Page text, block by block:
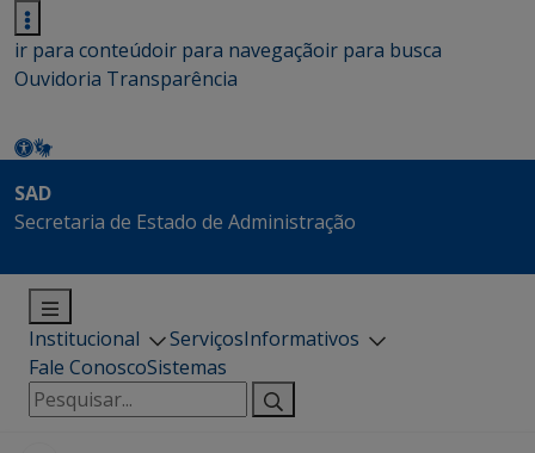
ir para conteúdoir para navegaçãoir para busca
Ouvidoria Transparência
SAD
Secretaria de Estado de Administração
Institucional ServiçosInformativos
Fale ConoscoSistemas
Pesquisar
por: